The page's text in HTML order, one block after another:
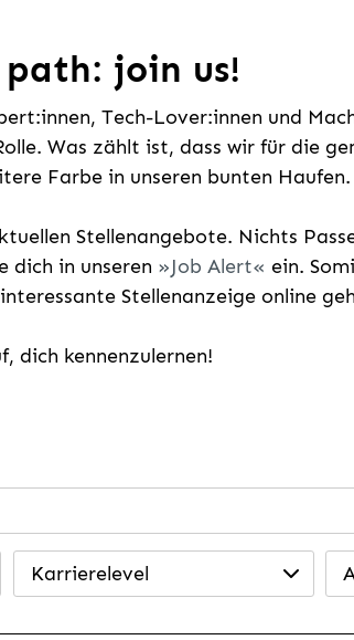
join us!
Tech-Lover:innen und
Was zählt ist, dass wir für die
Farbe in unseren bunten Haufen.
Stellenangebote. Nichts
dich in unseren Job Alert
ein.
Stellenanzeige online
dich kennenzulernen!
Karrierelevel